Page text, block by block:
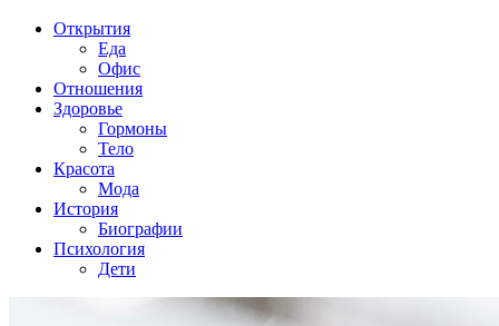
Открытия
Еда
Офис
Отношения
Здоровье
Гормоны
Тело
Красота
Мода
История
Биографии
Психология
Дети